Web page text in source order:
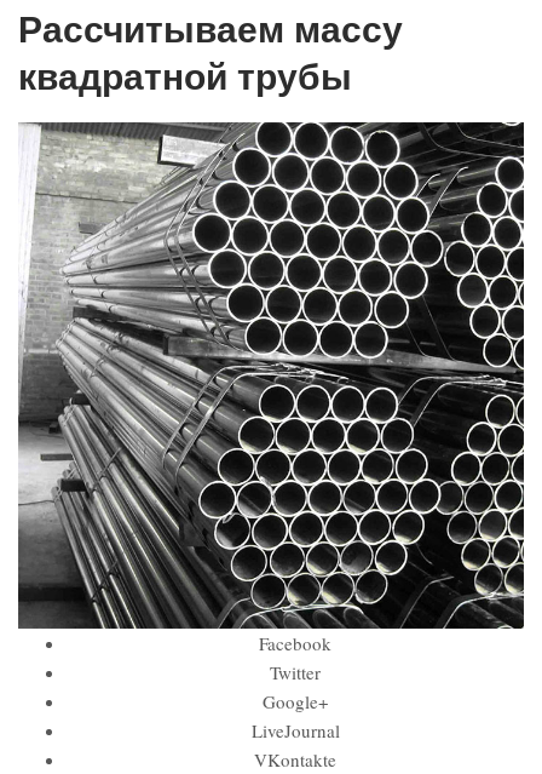
Рассчитываем массу
квадратной трубы
Facebook
Twitter
Google+
LiveJournal
VKontakte